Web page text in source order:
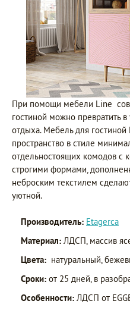
При помощи мебели Line
гостиной можно превратить
отдыха. Мебель для
пространство в стиле
отдельностоящих комодов с
строгими формами,
неброским текстилем
уютной.
Производитель: Etagerca
Материал: ЛДСП, массив
Цвета: натуральный,
Сроки: от 25 дней, в
Особенности: ЛДСП от